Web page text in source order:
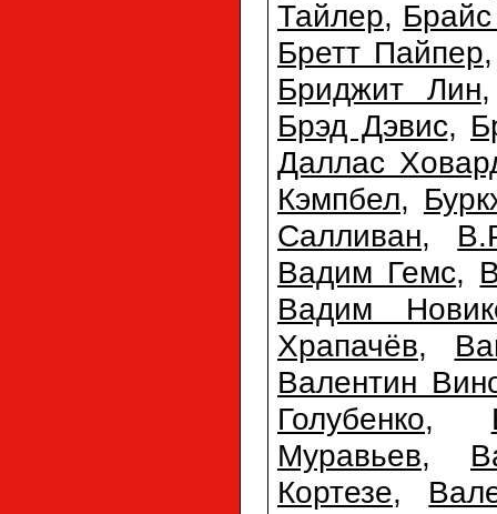
Тайлер,
Бретт Пайпер
Бриджит Лин
Брэд Дэвис,
Даллас
Кэмпбел,
Салливан,
Вадим Гемс,
Вадим
Храпачёв,
Валентин
Голубенко,
Муравьев,
Кортезе,